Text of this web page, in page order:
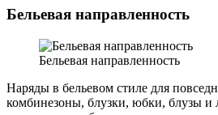
Бельевая направленность
Бельевая направленность
Наряды в бельевом стиле для
комбинезоны, блузки, юбки, блузы и